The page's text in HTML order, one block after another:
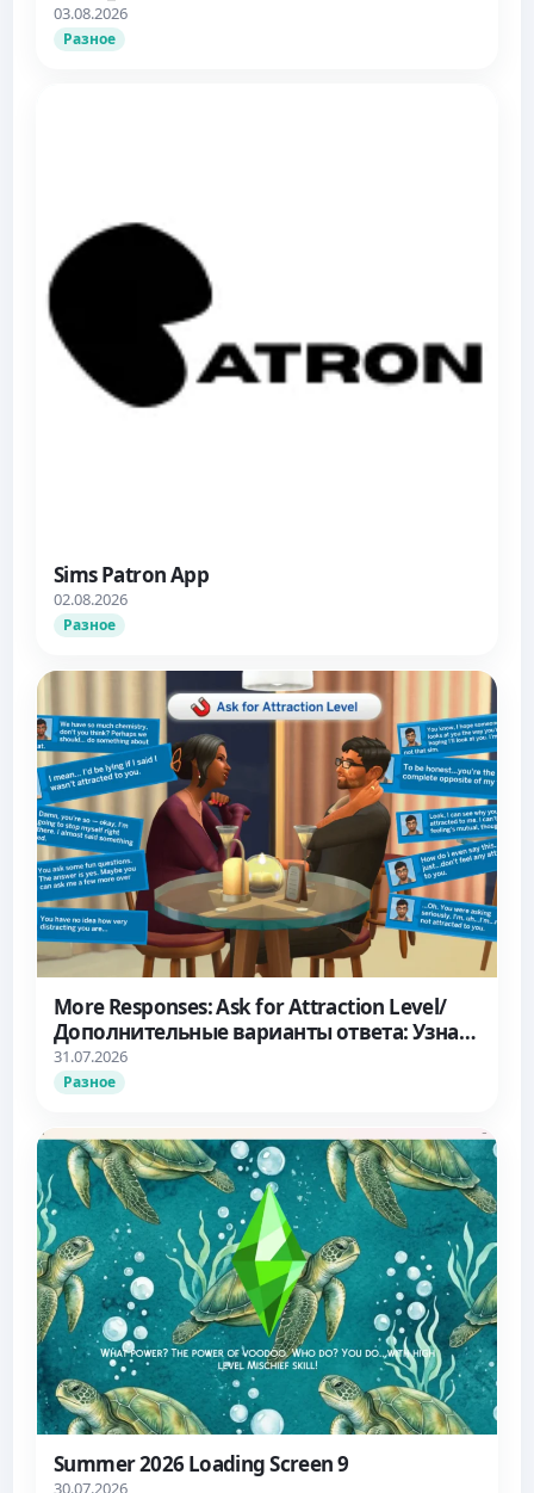
03.08.2026
Разное
Sims Patron App
02.08.2026
Разное
More Responses: Ask for Attraction Level/
Дополнительные варианты ответа: Узнать
об уровне влечения
31.07.2026
Разное
Summer 2026 Loading Screen 9
30.07.2026